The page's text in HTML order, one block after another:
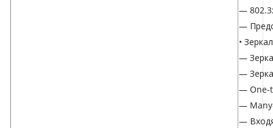
—
—
•
—
—
— One-
—
—